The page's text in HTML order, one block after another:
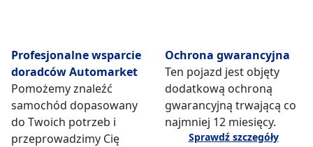
Profesjonalne wsparcie
doradców Automarket
Pomożemy znaleźć
samochód dopasowany
do Twoich potrzeb i
przeprowadzimy Cię
Ochrona gwarancyjna
Ten pojazd jest objęty
dodatkową ochroną
gwarancyjną trwającą co
najmniej 12 miesięcy.
Sprawdź szczegóły